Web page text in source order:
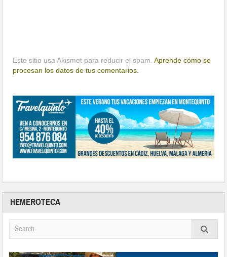
Este sitio usa Akismet para reducir el spam.Aprende cómo se
procesan los datos de tus comentarios.
HEMEROTECA